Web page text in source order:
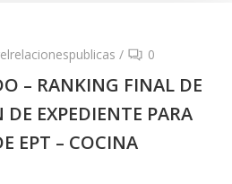
/ 0
– RANKING FINAL DE
DE EXPEDIENTE PARA
EPT – COCINA